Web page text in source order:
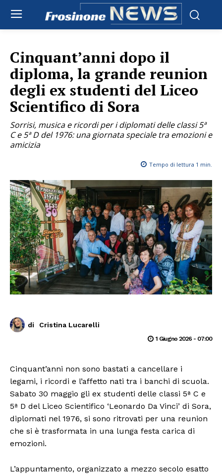
Cinquant’anni dopo il
diploma, la grande reunion
degli ex studenti del Liceo
Scientifico di Sora
Sorrisi, musica e ricordi per i diplomati delle classi 5ª
C e 5ª D del 1976: una giornata speciale tra emozioni e
amicizia
Tempo di lettura 1 min.
di Cristina Lucarelli
1 Giugno 2026 - 07:00
Cinquant’anni non sono bastati a cancellare i
legami, i ricordi e l’affetto nati tra i banchi di scuola.
Sabato 30 maggio gli ex studenti delle classi 5ª C e
5ª D del Liceo Scientifico ‘Leonardo Da Vinci’ di Sora,
diplomati nel 1976, si sono ritrovati per una reunion
che si è trasformata in una lunga festa carica di
emozioni.
L’appuntamento, organizzato a mezzo secolo esatto